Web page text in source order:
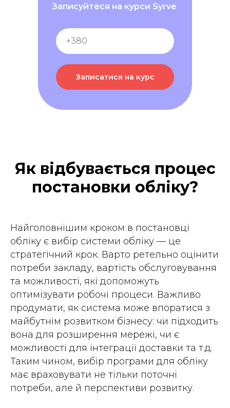
Записатися на курс
Записуйтеся на курси Syrve
Як відбувається процес
постановки обліку?
Найголовнішим кроком в постановці
обліку є вибір системи обліку — це
стратегічний крок. Варто ретельно оцінити
потреби закладу, вартість обслуговування
та можливості, які допоможуть
оптимізувати робочі процеси. Важливо
продумати, як система може впоратися з
майбутнім розвитком бізнесу: чи підходить
вона для розширення мережі, чи є
можливості для інтеграції доставки та т.д.
Таким чином, вибір програми для обліку
має враховувати не тільки поточні
потреби, але й перспективи розвитку.